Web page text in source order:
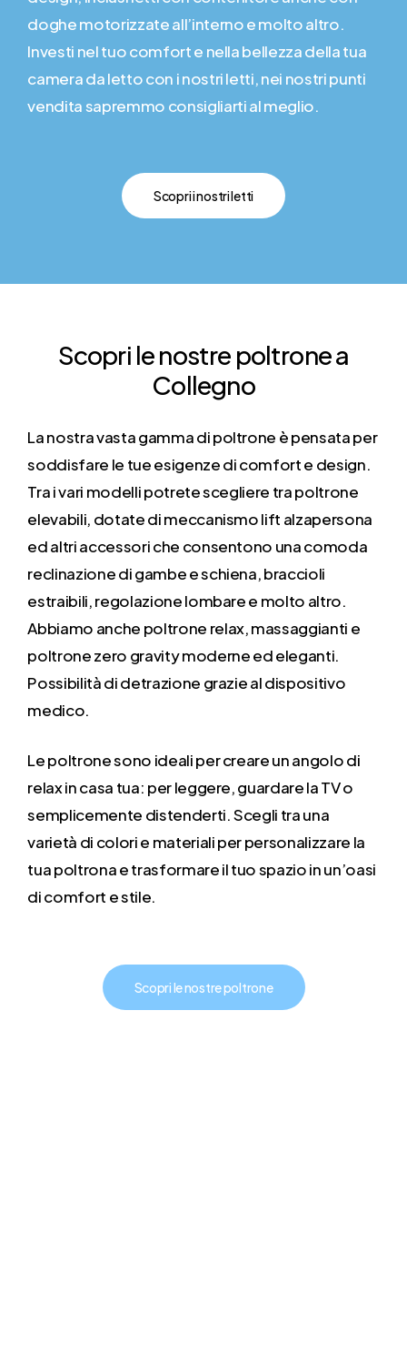
doghe motorizzate all’interno e molto altro.
Investi nel tuo comfort e nella bellezza della tua
camera da letto con i nostri letti, nei nostri punti
vendita sapremmo consigliarti al meglio.
Scopri i nostri letti
Scopri lenostre poltronea
Collegno
La nostra vasta gamma di poltrone è pensata per
soddisfare le tue esigenze di comfort e design.
Tra i vari modelli potrete scegliere tra poltrone
elevabili, dotate di meccanismo lift alzapersona
ed altri accessori che consentono una comoda
reclinazione di gambe e schiena, braccioli
estraibili, regolazione lombare e molto altro.
Abbiamo anche poltrone relax, massaggianti e
poltrone zero gravity moderne ed eleganti.
Possibilità di detrazione grazie al dispositivo
medico.
Le poltrone sono ideali per creare un angolo di
relax in casa tua: per leggere, guardare la TV o
semplicemente distenderti. Scegli tra una
varietà di colori e materiali per personalizzare la
tua poltrona e trasformare il tuo spazio in un’oasi
di comfort e stile.
Scopri le nostre poltrone